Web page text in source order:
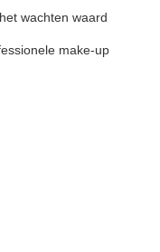
wachten waard
make-up